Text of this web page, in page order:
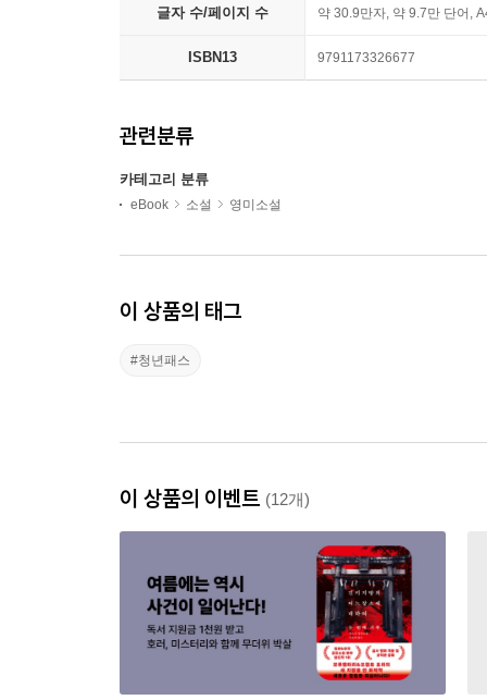
글자 수/페이지 수 약 30.9만자, 약 9.7만 단어,
ISBN13 9791173326677
관련분류
카테고리 분류
eBook 소설 영미소설
이 상품의 태그
#청년패스
이 상품의 이벤트 (12개)